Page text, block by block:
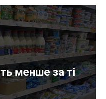
менше за ті